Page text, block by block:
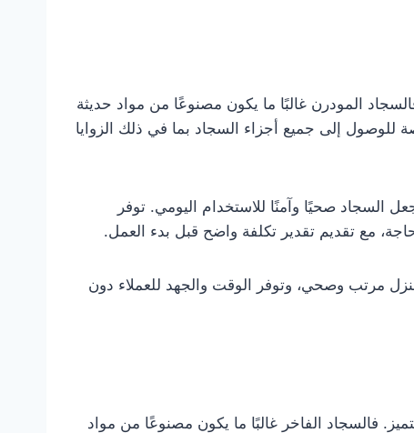
المودرن غالبًا ما يكون مصنوعًا من مواد حديثة
إلى جميع أجزاء السجاد بما في ذلك الزوايا
السجاد صحيًا وآمنًا للاستخدام اليومي. توفر
مع تقديم تقدير تكلفة واضح قبل بدء العمل.
مرتب وصحي، وتوفر الوقت والجهد للعملاء دون
فالسجاد الفاخر غالبًا ما يكون مصنوعًا من مواد